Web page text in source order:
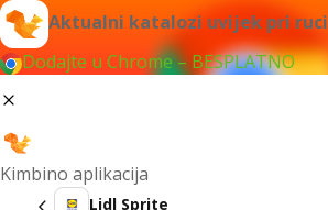
Aktualni katalozi uvijek pri ruci
Dodajte u Chrome – BESPLATNO
Kimbino aplikacija
Lidl Sprite